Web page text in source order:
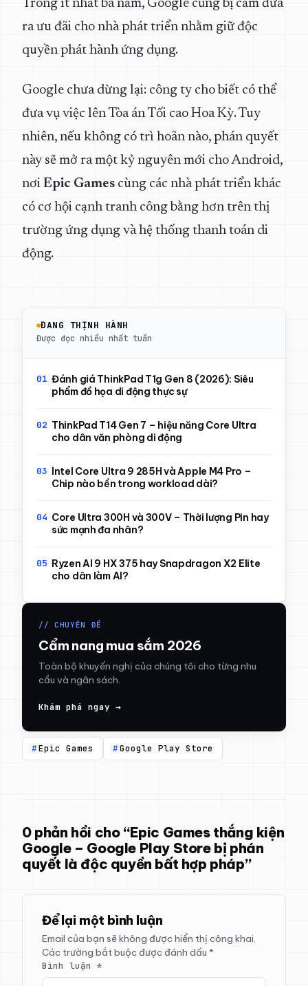
Trong ít nhất ba năm, Google cũng bị cấm đưa
ra ưu đãi cho nhà phát triển nhằm giữ độc
quyền phát hành ứng dụng.
Google chưa dừng lại: công ty cho biết có thể
đưa vụ việc lên Tòa án Tối cao Hoa Kỳ. Tuy
nhiên, nếu không có trì hoãn nào, phán quyết
này sẽ mở ra một kỷ nguyên mới cho Android,
nơi Epic Games cùng các nhà phát triển khác
có cơ hội cạnh tranh công bằng hơn trên thị
trường ứng dụng và hệ thống thanh toán di
động.
ĐANG THỊNH HÀNH
Được đọc nhiều nhất tuần
Đánh giá ThinkPad T1g Gen 8 (2026): Siêu
phẩm đồ họa di động thực sự
ThinkPad T14 Gen 7 – hiệu năng Core Ultra
cho dân văn phòng di động
Intel Core Ultra 9 285H và Apple M4 Pro –
Chip nào bền trong workload dài?
Core Ultra 300H và 300V – Thời lượng Pin hay
sức mạnh đa nhân?
Ryzen AI 9 HX 375 hay Snapdragon X2 Elite
cho dân làm AI?
// CHUYÊN ĐỀ
Cẩm nang mua sắm 2026
Toàn bộ khuyến nghị của chúng tôi cho từng nhu
cầu và ngân sách.
Khám phá ngay →
Epic Games Google Play Store
0 phản hồi cho “Epic Games thắng kiện
Google – Google Play Store bị phán
quyết là độc quyền bất hợp pháp”
Để lại một bình luận
Email của bạn sẽ không được hiển thị công khai.
Các trường bắt buộc được đánh dấu *
Bình luận *